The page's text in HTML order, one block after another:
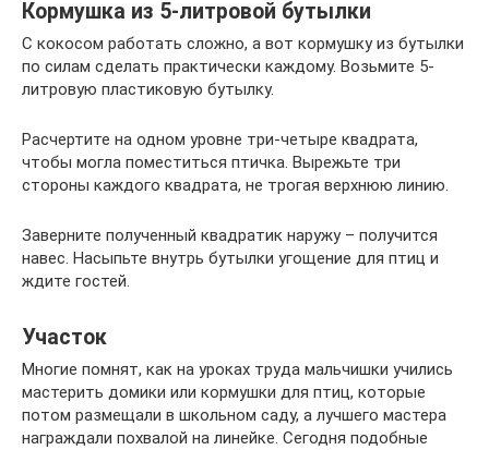
Кормушка из 5-литровой бутылки
С кокосом работать сложно, а вот кормушку из бутылки
по силам сделать практически каждому. Возьмите 5-
литровую пластиковую бутылку.
Расчертите на одном уровне три-четыре квадрата,
чтобы могла поместиться птичка. Вырежьте три
стороны каждого квадрата, не трогая верхнюю линию.
Заверните полученный квадратик наружу – получится
навес. Насыпьте внутрь бутылки угощение для птиц и
ждите гостей.
Участок
Многие помнят, как на уроках труда мальчишки учились
мастерить домики или кормушки для птиц, которые
потом размещали в школьном саду, а лучшего мастера
награждали похвалой на линейке. Сегодня подобные